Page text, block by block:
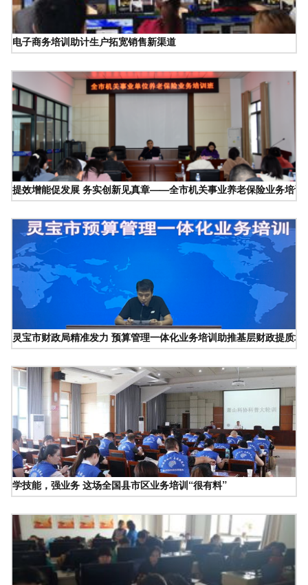
电子商务培训助计生户拓宽销售新渠道
提效增能促发展 务实创新见真章——全市机关事业养老保险业务培训
灵宝市财政局精准发力 预算管理一体化业务培训助推基层财政提质增
学技能，强业务 这场全国县市区业务培训“很有料”